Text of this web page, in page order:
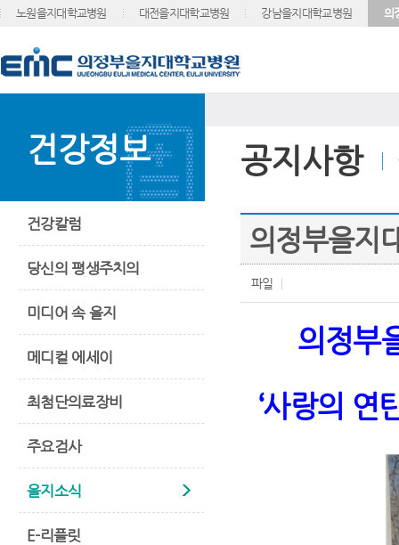
노원을지대학교병원 대전을지대학교병원 강남을지대학교병원 의
건강정보
건강칼럼
당신의 평생주치의
미디어 속 을지
메디컬 에세이
최첨단의료장비
주요검사
을지소식
E-리플릿
공지사항
의정부을지
파일
의정부
‘사랑의 연